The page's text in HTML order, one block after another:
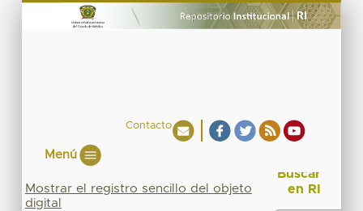
Contacto
Menú
Mostrar el registro sencillo del objeto
digital
Buscar
en RI